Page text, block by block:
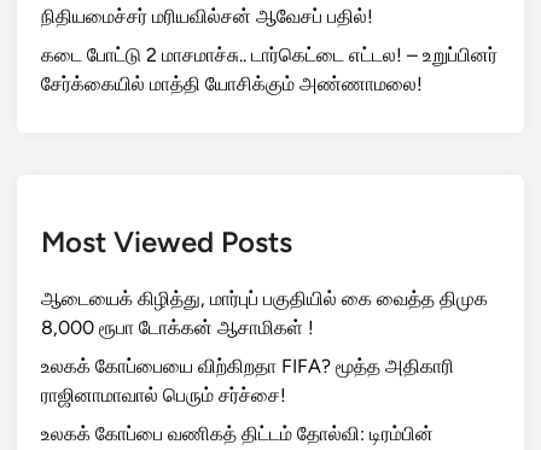
நிதியமைச்சர் மரியவில்சன் ஆவேசப் பதில்!
கடை போட்டு 2 மாசமாச்சு.. டார்கெட்டை எட்டல! – உறுப்பினர்
சேர்க்கையில் மாத்தி யோசிக்கும் அண்ணாமலை!
Most Viewed Posts
ஆடையைக் கிழித்து, மார்புப் பகுதியில் கை வைத்த திமுக
8,000 ரூபா டோக்கன் ஆசாமிகள் !
உலகக் கோப்பையை விற்கிறதா FIFA? மூத்த அதிகாரி
ராஜினாமாவால் பெரும் சர்ச்சை!
உலகக் கோப்பை வணிகத் திட்டம் தோல்வி: டிரம்பின்